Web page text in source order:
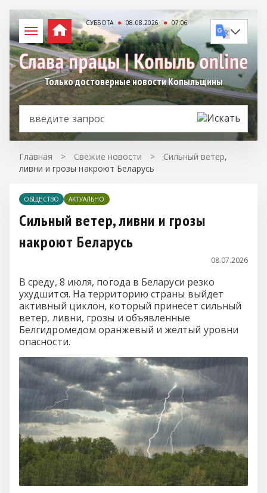
СУББОТА 08.08.2026 07:06
Только достоверные новости Копыльщины
Главная > Свежие новости >
Сильный ветер,
ливни и грозы накроют Беларусь
ОБЩЕСТВО АКТУАЛЬНО
Сильный ветер, ливни и грозы
накроют Беларусь
08.07.2026
В среду, 8 июля, погода в Беларуси резко
ухудшится. На территорию страны выйдет
активный циклон, который принесет сильный
ветер, ливни, грозы и объявленные
Белгидромедом оранжевый и желтый уровни
опасности.